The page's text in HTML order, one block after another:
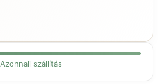
Azonnali szállítás